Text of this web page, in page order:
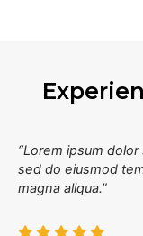
“Lorem ipsum
sed do eiusmod
magna aliqua.”